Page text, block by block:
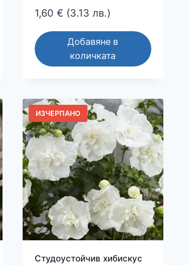
1,60 € (3.13 лв.)
Добавяне в
количката
ИЗЧЕРПАНО
Студоустойчив хибискус